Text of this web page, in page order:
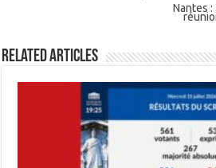
Nantes
Related Articles